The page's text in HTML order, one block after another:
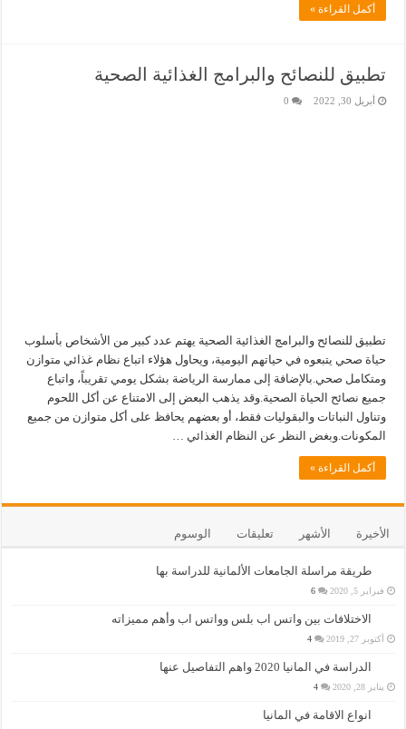
أكمل القراءة »
تطبيق للنصائح والبرامج الغذائية الصحية
أبريل 30, 2022 0
تطبيق للنصائح والبرامج الغذائية الصحية يهتم عدد كبير من الأشخاص بأسلوب
حياة صحي يتبعوه في حياتهم اليومية، ويحاول هؤلاء اتباع نظام غذائي متوازن
ومتكامل صحي.بالإضافة إلى ممارسة الرياضة بشكل يومي تقريباً، واتباع
جميع نصائح الحياة الصحية.وقد يذهب البعض إلى الامتناع عن أكل اللحوم
وتناول النباتات والبقوليات فقط، أو بعضهم يحافظ على أكل متوازن من جميع
المكونات.وبغض النظر عن النظام الغذائي …
أكمل القراءة »
الأخيرة الأشهر تعليقات الوسوم
طريقة مراسلة الجامعات الألمانية للدراسة بها
فبراير 5, 2020 6
الاختلافات بين واتس اب بلس وواتس اب وأهم مميزاته
أكتوبر 27, 2019 4
الدراسة في المانيا 2020 واهم التفاصيل عنها
يناير 28, 2020 4
انواع الاقامة في المانيا